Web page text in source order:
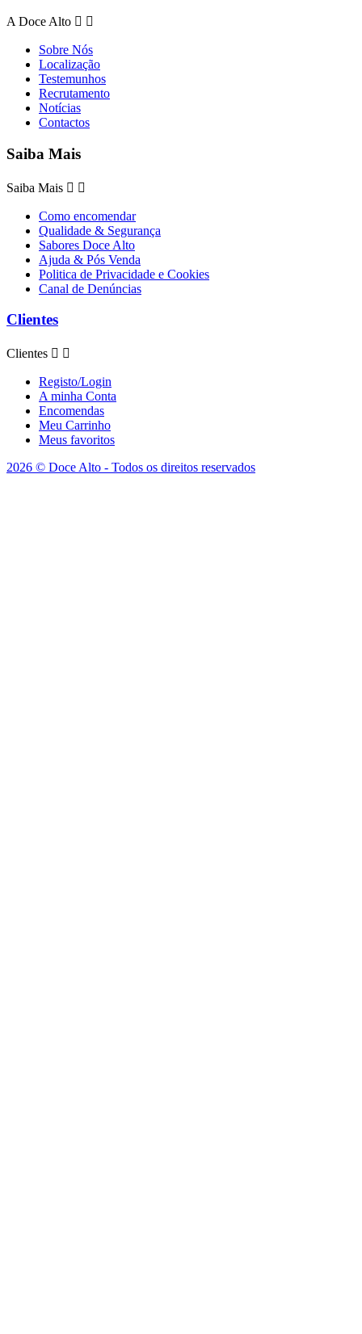
A Doce Alto  
Sobre Nós
Localização
Testemunhos
Recrutamento
Notícias
Contactos
Saiba Mais
Saiba Mais  
Como encomendar
Qualidade & Segurança
Sabores Doce Alto
Ajuda & Pós Venda
Politica de Privacidade e Cookies
Canal de Denúncias
Clientes
Clientes  
Registo/Login
A minha Conta
Encomendas
Meu Carrinho
Meus favoritos
2026 © Doce Alto - Todos os direitos reservados